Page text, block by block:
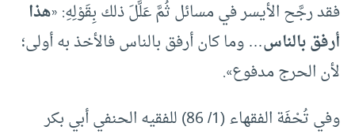
فقد رجَّح الأيسر في مسائل ثُمَّ عَلَّلَ ذلك بِقَوْلِهِ: «هذا
أرفق بالناس… وما كان أرفق بالناس فالأخذ به أولى؛
لأن الحرج مدفوع».
وفي تُحْفَة الفقهاء (1/ 86) للفقيه الحنفي أبي بكر